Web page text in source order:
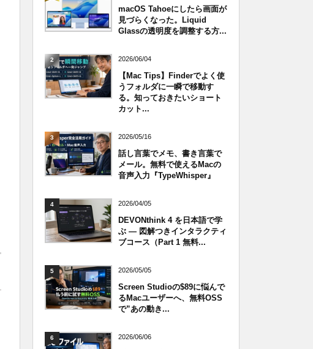
macOS Tahoeにしたら画面が
見づらくなった。Liquid
Glassの透明度を調整する方...
2 2026/06/04
【Mac Tips】Finderでよく使
うフォルダに一瞬で移動す
る。知っておきたいショート
カット...
3 2026/05/16
話し言葉でメモ、書き言葉で
メール。無料で使えるMacの
音声入力『TypeWhisper』
4 2026/04/05
DEVONthink 4 を日本語で学
ぶ — 図解つきインタラクティ
ブコース（Part 1 無料...
5 2026/05/05
Screen Studioの$89に悩んで
るMacユーザーへ、無料OSS
で”あの動き...
6 2026/06/06